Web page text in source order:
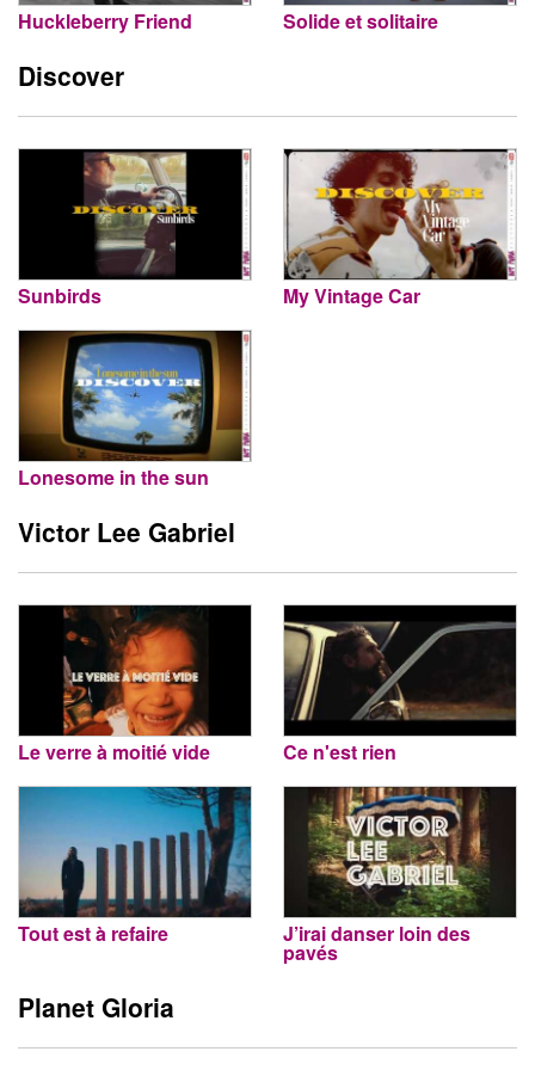
Huckleberry Friend Solide et solitaire
Discover
Sunbirds My Vintage Car
Lonesome in the sun
Victor Lee Gabriel
Le verre à moitié vide Ce n'est rien
Tout est à refaire J’irai danser loin des
pavés
Planet Gloria